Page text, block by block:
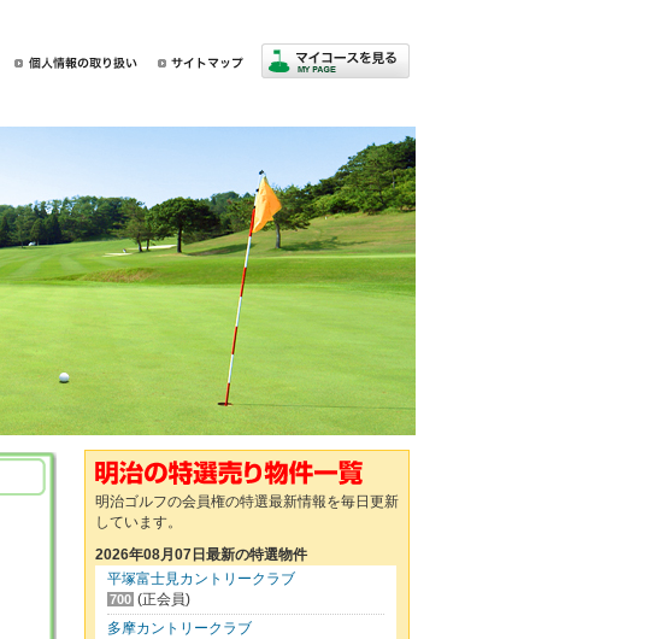
明治ゴルフの会員権の特選最新情報を毎日更新
しています。
2026年08月07日最新の特選物件
平塚富士見カントリークラブ
700 (正会員)
多摩カントリークラブ